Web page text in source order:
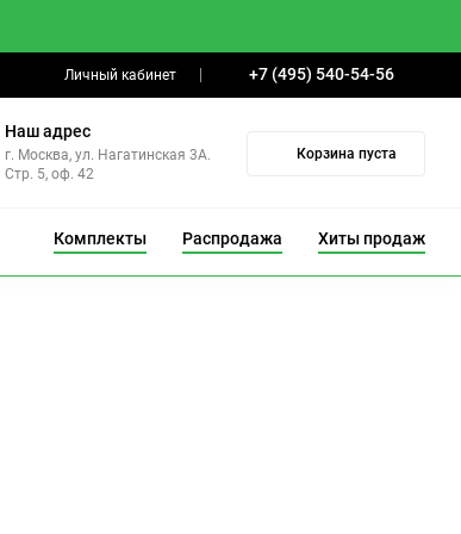
Личный кабинет +7 (495) 540-54-56
Наш адрес
г. Москва, ул. Нагатинская 3А.
Стр. 5, оф. 42
Корзина пуста
Комплекты Распродажа Хиты продаж